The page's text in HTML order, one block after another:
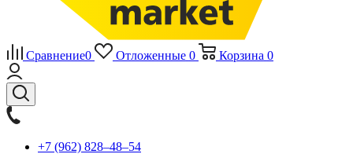
Сравнение0 Отложенные 0 Корзина 0
+7 (962) 828‒48‒54